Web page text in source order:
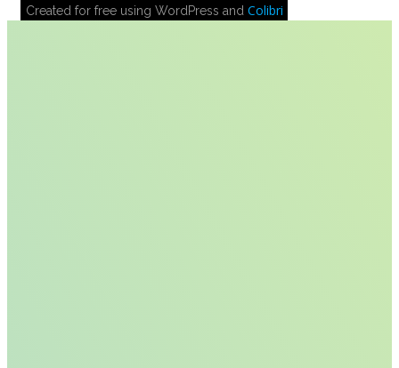
Created for free using WordPress and Colibri